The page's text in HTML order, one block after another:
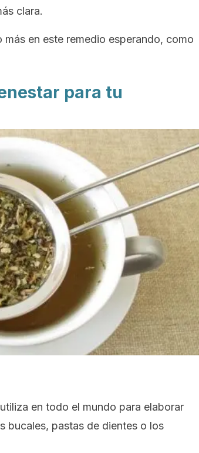
clara.
en este remedio esperando, como
para tu
en todo el mundo para elaborar
bucales, pastas de dientes o los